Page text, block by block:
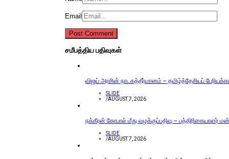
Email
சமீபத்திய பதிவுகள்
விஜய் அரசின் நாடகத்தீர்மானம் – தமிழ்த்தேசியப்
SLIDE
/AUGUST 7, 2026
நக்கீரன் கோபால் மீது வழக்குப்பதிவு –
SLIDE
/AUGUST 7, 2026